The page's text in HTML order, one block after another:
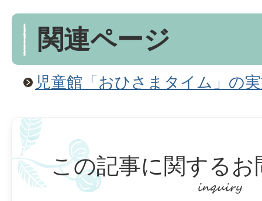
関連ページ
児童館「おひさまタイム」の
この記事に関するお